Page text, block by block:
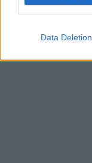
Data Deletion
07.08.2026